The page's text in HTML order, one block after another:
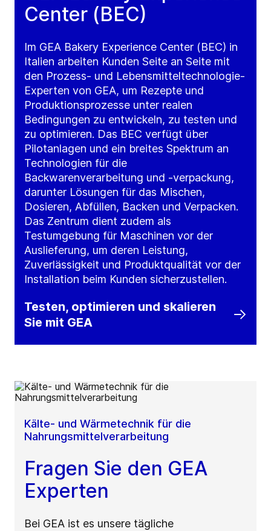
Center (BEC)
Im GEA Bakery Experience Center (BEC) in
Italien arbeiten Kunden Seite an Seite mit
den Prozess- und Lebensmitteltechnologie-
Experten von GEA, um Rezepte und
Produktionsprozesse unter realen
Bedingungen zu entwickeln, zu testen und
zu optimieren. Das BEC verfügt über
Pilotanlagen und ein breites Spektrum an
Technologien für die
Backwarenverarbeitung und -verpackung,
darunter Lösungen für das Mischen,
Dosieren, Abfüllen, Backen und Verpacken.
Das Zentrum dient zudem als
Testumgebung für Maschinen vor der
Auslieferung, um deren Leistung,
Zuverlässigkeit und Produktqualität vor der
Installation beim Kunden sicherzustellen.
Testen, optimieren und skalieren
Sie mit GEA
Kälte- und Wärmetechnik für die
Nahrungsmittelverarbeitung
Fragen Sie den GEA
Experten
Bei GEA ist es unsere tägliche